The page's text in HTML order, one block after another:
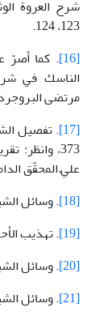
123، 124.
[16]
. كما أصرّ
مرتضى البروجرديّ;2:
[17]
373،
عليّ المحقّق
[18]
. وسائل الشيعة14: 140 ب30 من
[19]
. تهذيب الأحكام5:
[20]
. وسائل الشيعة14: 140 ب30 من
[21]
. وسائل الشيعة14: 140 ب30 من